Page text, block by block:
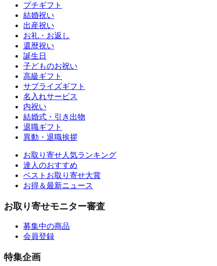
プチギフト
結婚祝い
出産祝い
お礼・お返し
還暦祝い
誕生日
子どものお祝い
高級ギフト
サプライズギフト
名入れサービス
内祝い
結婚式・引き出物
退職ギフト
異動・退職挨拶
お取り寄せ人気ランキング
達人のおすすめ
ベストお取り寄せ大賞
お得＆最新ニュース
お取り寄せモニター審査
募集中の商品
会員登録
特集企画